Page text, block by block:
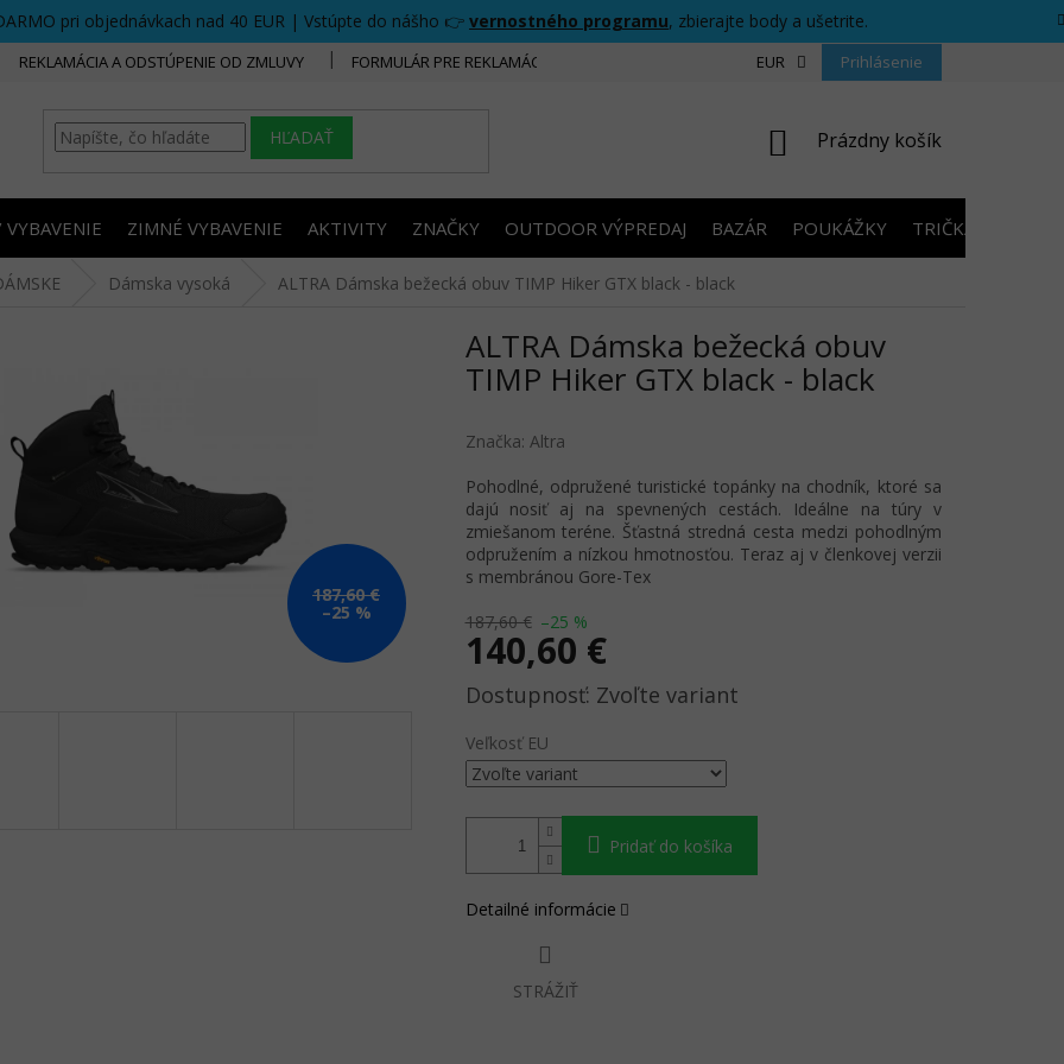
pri objednávkach nad 40 EUR | Vstúpte do nášho 👉 vernostného programu, zbierajte body a ušetrite.
REKLAMÁCIA A ODSTÚPENIE OD ZMLUVY FORMULÁR PRE REKLAMÁCIU FORMULÁR PRE ODSTÚPENIE OD ZMLUVY
EUR Prihlásenie
HĽADAŤ
NÁKUPNÝ
Prázdny košík
ZIMNÉ VYBAVENIE AKTIVITY ZNAČKY OUTDOOR VÝPREDAJ BAZÁR POUKÁŽKY TRIČKÁ S
Dámska vysoká ALTRA Dámska bežecká obuv TIMP Hiker GTX black - black
187,60 €
–25 %
ALTRA Dámska bežecká obuv
TIMP Hiker GTX black - black
Značka: Altra
187,60 € –25 %
140,60 €
Jednotková
Zvoľte variant
Veľkosť EU
Pridať do košíka
Pohodlné, odpružené turistické topánky na chodník, ktoré sa
dajú nosiť aj na spevnených cestách. Ideálne na túry v
zmiešanom teréne. Šťastná stredná cesta medzi pohodlným
odpružením a nízkou hmotnosťou. Teraz aj v členkovej verzii
s membránou Gore-Tex
Detailné informácie
STRÁŽIŤ